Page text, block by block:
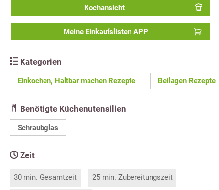
Kochansicht
Meine Einkaufslisten APP
Kategorien
Einkochen, Haltbar machen Rezepte Beilagen Rezepte
Benötigte Küchenutensilien
Schraubglas
Zeit
30 min. Gesamtzeit 25 min. Zubereitungszeit